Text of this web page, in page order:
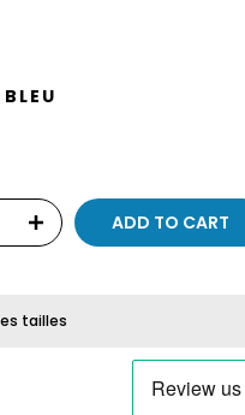
BLEU
ADD TO CART
tailles